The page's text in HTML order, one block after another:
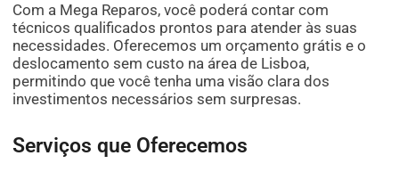
Com a Mega Reparos, você poderá contar com
técnicos qualificados prontos para atender às suas
necessidades. Oferecemos um orçamento grátis e o
deslocamento sem custo na área de Lisboa,
permitindo que você tenha uma visão clara dos
investimentos necessários sem surpresas.
Serviços que Oferecemos